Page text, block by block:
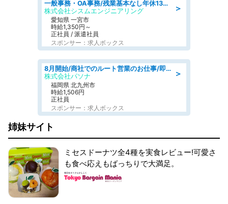
＞
一般事務・OA事務/残業基本なし年休130日社保完備の一般・調達事務
株式会社シスムエンジニアリング
愛知県 一宮市
時給1,350円～
正社員 / 派遣社員
スポンサー：求人ボックス
＞
8月開始/商社でのルート営業のお仕事/即日勤務可/車通勤可/営業
株式会社パソナ
福岡県 北九州市
時給1,506円
正社員
スポンサー：求人ボックス
姉妹サイト
ミセスドーナツ全4種を実食レビュー!可愛さ
も食べ応えもばっちりで大満足。